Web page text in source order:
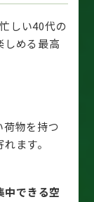
しい40代の
しめる最高
荷物を持つ
ます。
中できる空